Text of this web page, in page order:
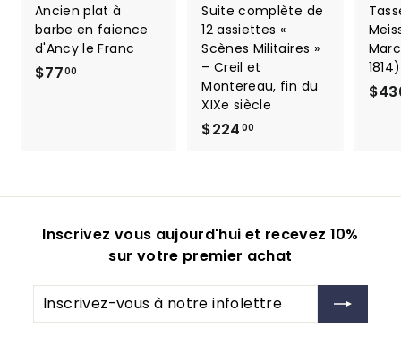
Ancien plat à
barbe en faience
d'Ancy le Franc
$7700
Suite complète de
12 assiettes «
Scènes Militaires »
– Creil et
Montereau, fin du
XIXe siècle
$224 00
4
0
0
1814)
Inscrivez vous aujourd'hui et recevez 10%
sur votre premier achat
Inscrivez-
vous
notre
S'inscrire